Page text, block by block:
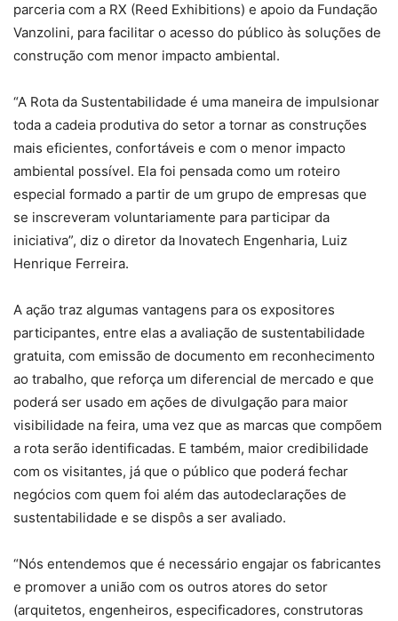
parceria com a RX (Reed Exhibitions) e apoio da Fundação
Vanzolini, para facilitar o acesso do público às soluções de
construção com menor impacto ambiental.
“A Rota da Sustentabilidade é uma maneira de impulsionar
toda a cadeia produtiva do setor a tornar as construções
mais eficientes, confortáveis e com o menor impacto
ambiental possível. Ela foi pensada como um roteiro
especial formado a partir de um grupo de empresas que
se inscreveram voluntariamente para participar da
iniciativa”, diz o diretor da Inovatech Engenharia, Luiz
Henrique Ferreira.
A ação traz algumas vantagens para os expositores
participantes, entre elas a avaliação de sustentabilidade
gratuita, com emissão de documento em reconhecimento
ao trabalho, que reforça um diferencial de mercado e que
poderá ser usado em ações de divulgação para maior
visibilidade na feira, uma vez que as marcas que compõem
a rota serão identificadas. E também, maior credibilidade
com os visitantes, já que o público que poderá fechar
negócios com quem foi além das autodeclarações de
sustentabilidade e se dispôs a ser avaliado.
“Nós entendemos que é necessário engajar os fabricantes
e promover a união com os outros atores do setor
(arquitetos, engenheiros, especificadores, construtoras